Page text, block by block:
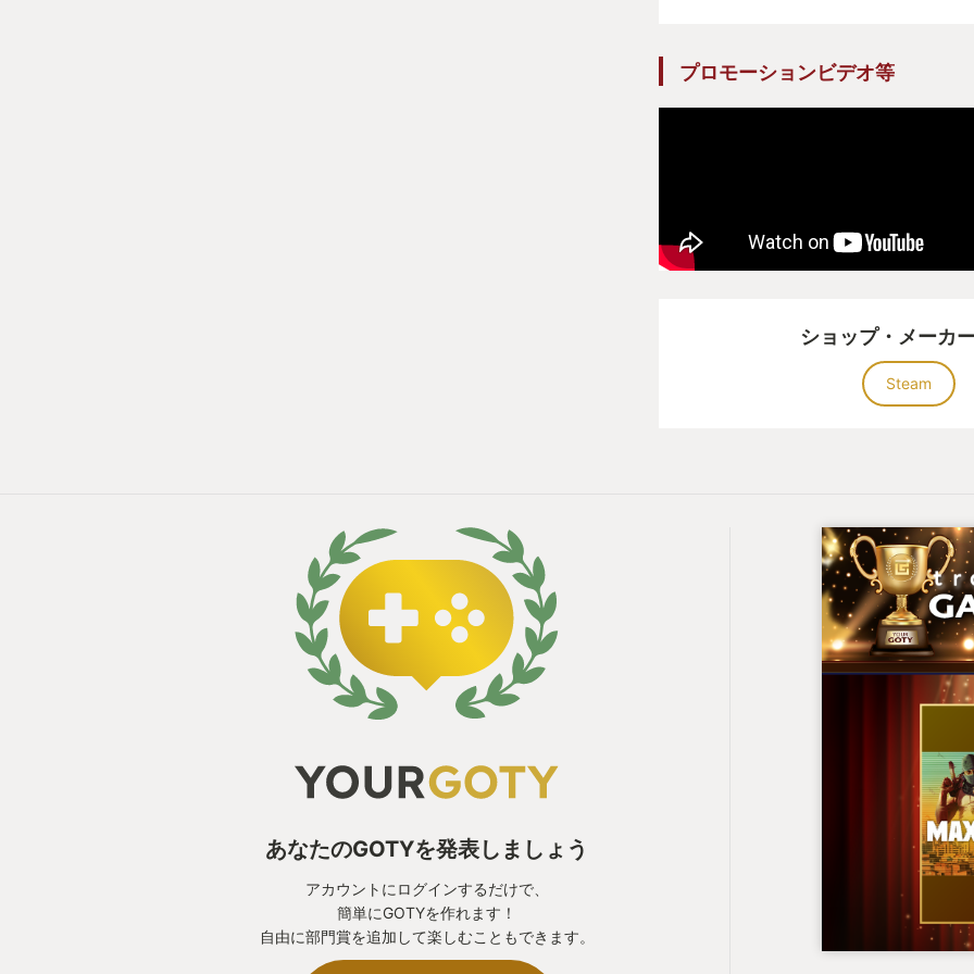
プロモーションビデオ等
ショップ・メーカ
Steam
あなたのGOTYを発表しましょう
アカウントにログインするだけで、
簡単にGOTYを作れます！
自由に部門賞を追加して楽しむこともできます。